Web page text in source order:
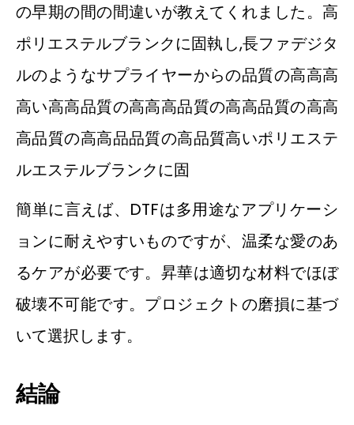
の早期の間の間違いが教えてくれました。高
ポリエステルブランクに固執し,長ファデジタ
ルのようなサプライヤーからの品質の高高高
高い高高品質の高高高品質の高高品質の高高
高品質の高高品品質の高品質高いポリエステ
ルエステルブランクに固
簡単に言えば、DTFは多用途なアプリケーシ
ョンに耐えやすいものですが、温柔な愛のあ
るケアが必要です。昇華は適切な材料でほぼ
破壊不可能です。プロジェクトの磨損に基づ
いて選択します。
結論